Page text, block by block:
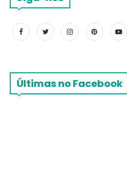
Últimas no Facebook